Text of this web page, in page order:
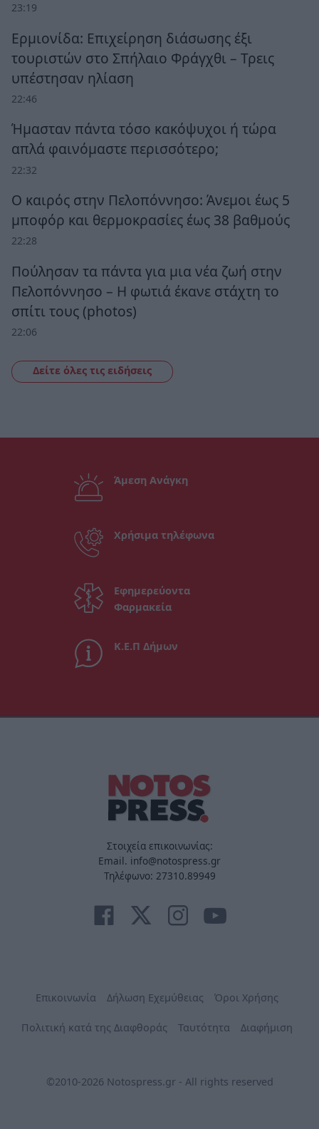
23:19
Ερμιονίδα: Επιχείρηση διάσωσης έξι
τουριστών στο Σπήλαιο Φράγχθι – Τρεις
υπέστησαν ηλίαση
22:46
Ήμασταν πάντα τόσο κακόψυχοι ή τώρα
απλά φαινόμαστε περισσότερο;
22:32
Ο καιρός στην Πελοπόννησο: Άνεμοι έως 5
μποφόρ και θερμοκρασίες έως 38 βαθμούς
22:28
Πούλησαν τα πάντα για μια νέα ζωή στην
Πελοπόννησο – Η φωτιά έκανε στάχτη το
σπίτι τους (photos)
22:06
Δείτε όλες τις ειδήσεις
Άμεση Ανάγκη
Χρήσιμα τηλέφωνα
Εφημερεύοντα
Φαρμακεία
Κ.Ε.Π Δήμων
Στοιχεία επικοινωνίας:
Email. info@notospress.gr
Τηλέφωνο: 27310.89949
Επικοινωνία Δήλωση Εχεμύθειας Όροι Χρήσης
Πολιτική κατά της Διαφθοράς Ταυτότητα Διαφήμιση
©2010-2026 Notospress.gr - All rights reserved